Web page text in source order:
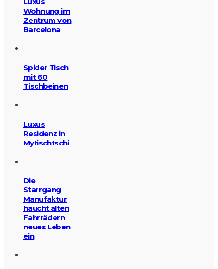
Wohnung im
Zentrum von
Barcelona
Spider Tisch
mit 60
Tischbeinen
Luxus
Residenz in
Mytischtschi
Die
Starrgang
Manufaktur
haucht alten
Fahrrädern
neues Leben
ein